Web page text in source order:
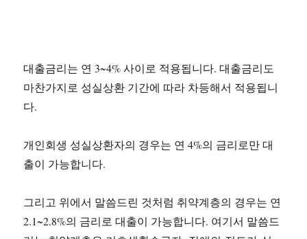
대출금리는 연 3~4% 사이로 적용됩니다. 대출금리도
마찬가지로 성실상환 기간에 따라 차등해서 적용됩니
다.
개인회생 성실상환자의 경우는 연 4%의 금리로만 대
출이 가능합니다.
그리고 위에서 말씀드린 것처럼 취약계층의 경우는 연
2.1~2.8%의 금리로 대출이 가능합니다. 여기서 말씀드